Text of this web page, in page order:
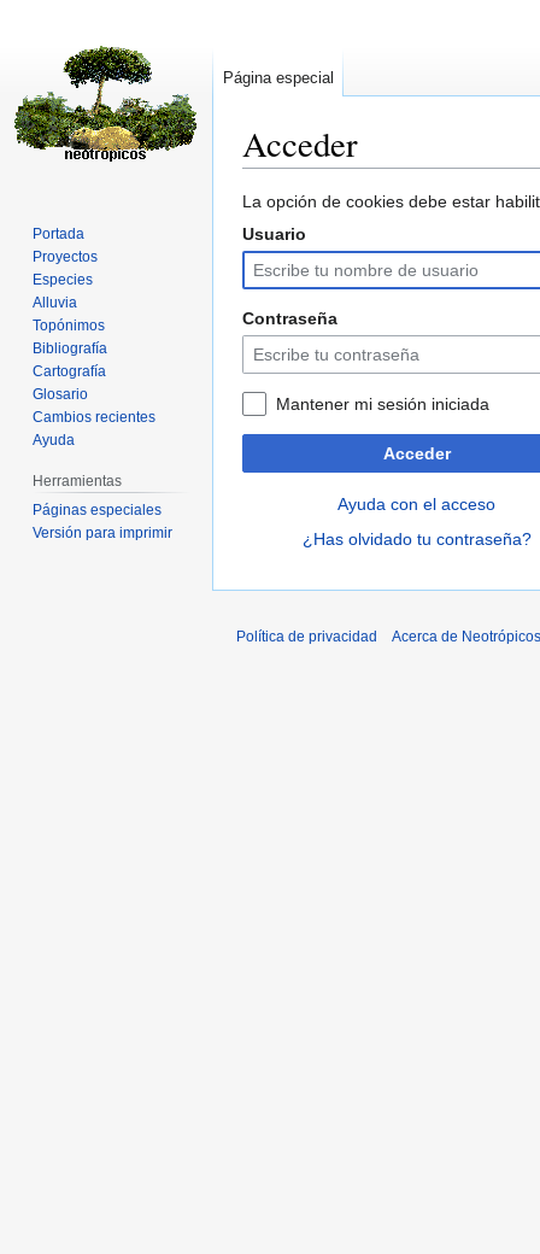
Acceder
Ir
a
la
navegación
Ir
a
la
búsqueda
La opción de cookies debe estar
Usuario
Contraseña
Mantener mi sesión iniciada
Acceder
Ayuda con el acceso
¿Has olvidado tu contraseña?
Página especial
Portada
Proyectos
Especies
Alluvia
Topónimos
Bibliografía
Cartografía
Glosario
Cambios recientes
Ayuda
Herramientas
Páginas especiales
Versión para imprimir
Política de privacidad Acerca de Neotrópicos